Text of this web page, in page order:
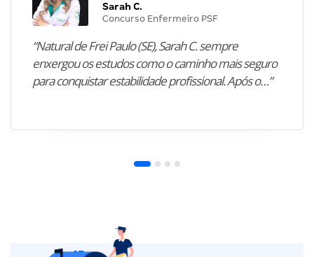
Sarah C.
Concurso Enfermeiro PSF
“Natural de Frei Paulo (SE), Sarah C. sempre
enxergou os estudos como o caminho mais seguro
para conquistar estabilidade profissional. Após o…”